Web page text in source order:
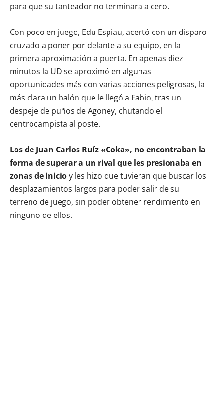
para que su tanteador no terminara a cero.
Con poco en juego, Edu Espiau, acertó con un disparo
cruzado a poner por delante a su equipo, en la
primera aproximación a puerta. En apenas diez
minutos la UD se aproximó en algunas
oportunidades más con varias acciones peligrosas, la
más clara un balón que le llegó a Fabio, tras un
despeje de puños de Agoney, chutando el
centrocampista al poste.
Los de Juan Carlos Ruíz «Coka», no encontraban la
forma de superar a un rival que les presionaba en
zonas de inicioy les hizo que tuvieran que buscar los
desplazamientos largos para poder salir de su
terreno de juego, sin poder obtener rendimiento en
ninguno de ellos.